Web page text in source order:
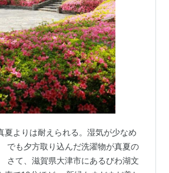
夏よりは耐えられる。湿気が少なめ
でも夕方取り込んだ洗濯物が真夏の
さて、滋賀県大津市にあるびわ湖文